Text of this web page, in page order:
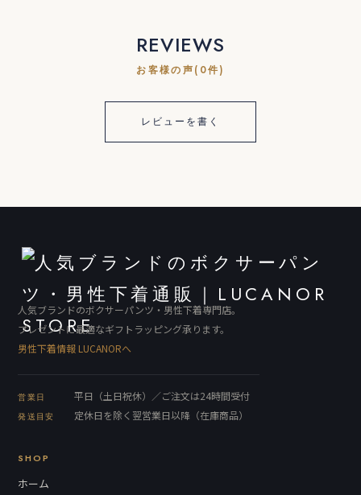
REVIEWS
お客様の声(0件)
レビューを書く
人気ブランドのボクサーパンツ・男性下着専門店。
プレゼントに最適なギフトラッピング承ります。
男性下着情報 LUCANORへ
営業日 平日（土日祝休）／ご注文は24時間受付
発送目安 定休日を除く翌営業日以降（在庫商品）
SHOP
ホーム